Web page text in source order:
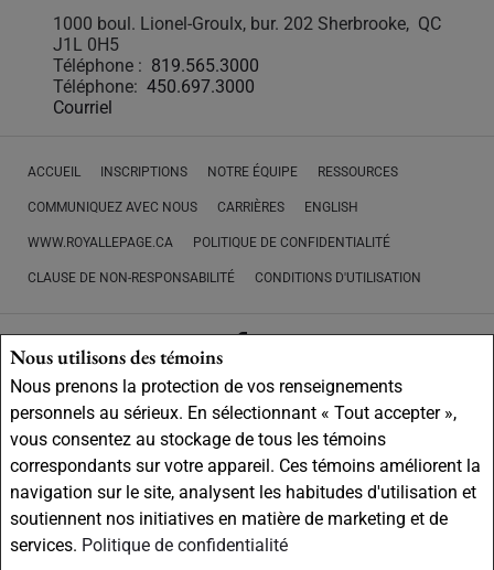
Nous utilisons des témoins
Nous prenons la protection de vos renseignements
personnels au sérieux. En sélectionnant « Tout accepter »,
vous consentez au stockage de tous les témoins
correspondants sur votre appareil. Ces témoins améliorent la
navigation sur le site, analysent les habitudes d'utilisation et
soutiennent nos initiatives en matière de marketing et de
services. Politique de confidentialité
1000 boul. Lionel-Groulx, bur. 202 Sherbrooke, QC
J1L 0H5
Téléphone : 819.565.3000
Téléphone: 450.697.3000
Courriel
ACCUEIL INSCRIPTIONS NOTRE ÉQUIPE RESSOURCES
COMMUNIQUEZ AVEC NOUS CARRIÈRES ENGLISH
WWW.ROYALLEPAGE.CA POLITIQUE DE CONFIDENTIALITÉ
CLAUSE DE NON-RESPONSABILITÉ CONDITIONS D'UTILISATION
Ne vise pas à solliciter les acheteurs ou vendeurs, propriétaires ou
locataires actuellement sous contrat. REALTOR®, REALTORS® et le logo
REALTOR® sont des marques déposées de REALTOR® Canada Inc., une
compagnie dont la National Association of REALTORS® et l'Association
canadienne de l'immeuble sont propriétaires. Les marques de commerce
REALTOR® servent à distinguer les services immobiliers offerts par les
courtiers et agents d'immeuble en tant que membres de l'ACI. Les
marques d'homologation S.I.A.® /MLS®, Service inter-agences®, et leurs